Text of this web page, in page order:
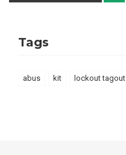
Tags
abus kit lockout tagout